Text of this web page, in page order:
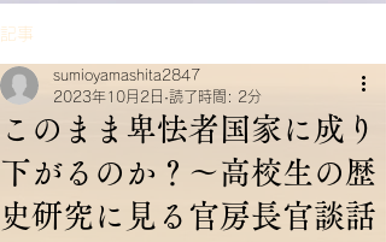
記事
このまま卑怯者国家に成り
下がるのか？～高校生の歴
史研究に見る官房長官談話
sumioyamashita2847
2023年10月2日 読了時間: 2分